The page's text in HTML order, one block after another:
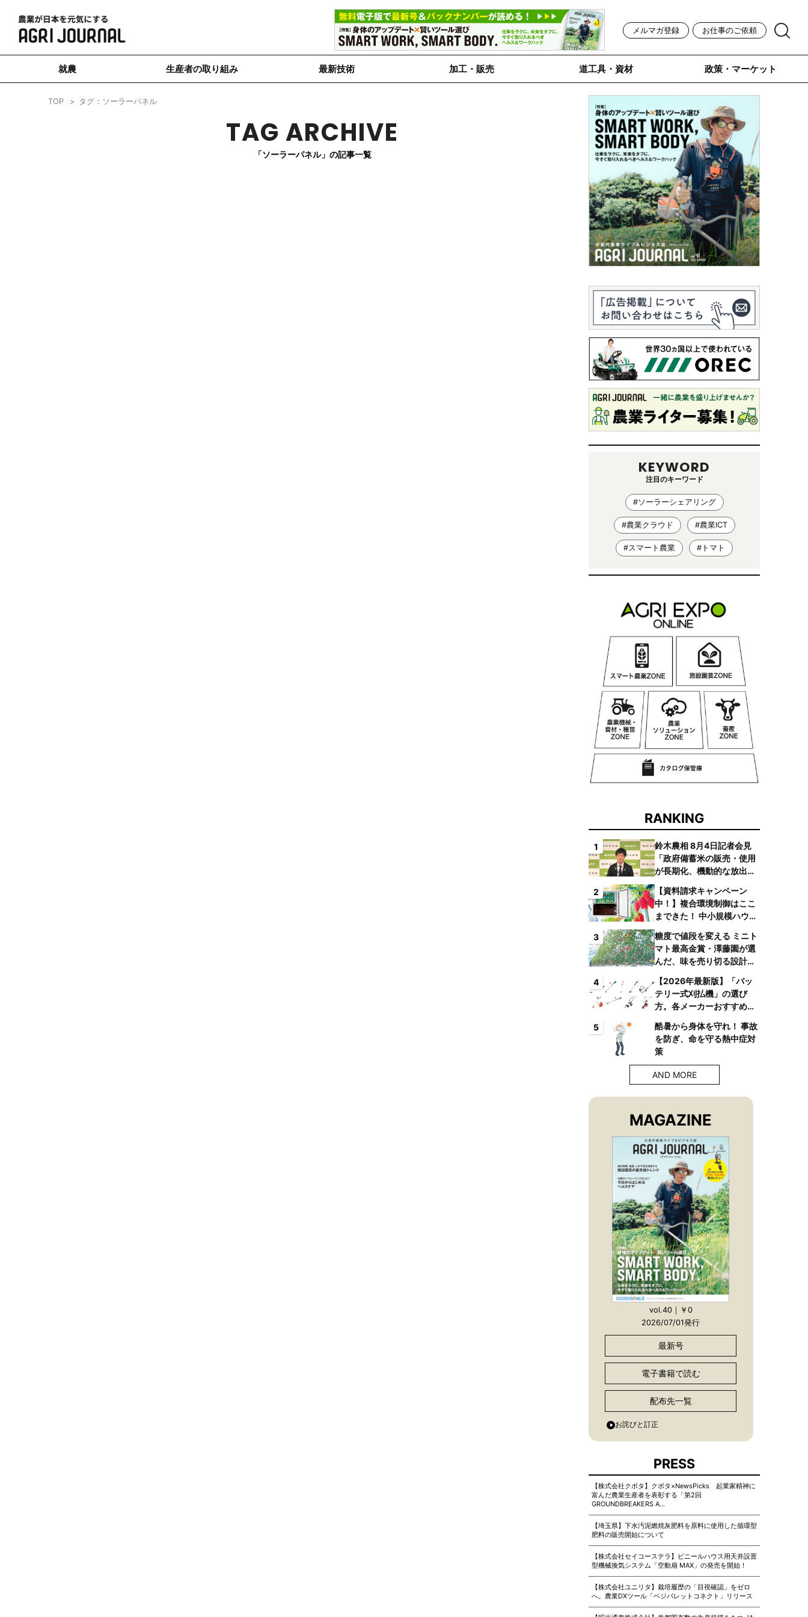
メルマガ登録 お仕事のご依頼
就農 生産者の取り組み 最新技術 加工・販売 道工具・資材 政策・マーケット
TOP タグ：ソーラーパネル
TAG ARCHIVE
「ソーラーパネル」の記事一覧
KEYWORD
注目のキーワード
#ソーラーシェアリング
#農業クラウド #農業ICT
#スマート農業 #トマト
RANKING
1
鈴木農相 8月4日記者会見
「政府備蓄米の販売・使用
が長期化、機動的な放出体
2
【資料請求キャンペーン
中！】複合環境制御はここ
まできた！ 中小規模ハウス
複合環境制御装置が誕生
3
糖度で値段を変える ミニト
マト最高金賞・澤藤園が選
んだ、味を売り切る設計と
4
【2026年最新版】「バッ
テリー式刈払機」の選び
方。各メーカーおすすめ機
5
酷暑から身体を守れ！ 事故
を防ぎ、命を守る熱中症対
策
AND MORE
MAGAZINE
vol.40｜￥0
2026/07/01発行
最新号
電子書籍で読む
配布先一覧
お詫びと訂正
PRESS
【株式会社クボタ】クボタ×NewsPicks 起業家精神に
富んだ農業生産者を表彰する「第2回
GROUNDBREAKERS A…
【埼玉県】下水汚泥燃焼灰肥料を原料に使用した循環型
肥料の販売開始について
【株式会社セイコーステラ】ビニールハウス用天井設置
型機械換気システム「空動扇 MAX」の発売を開始！
【株式会社ユニリタ】栽培履歴の「目視確認」をゼロ
へ。農業DXツール「ベジパレットコネクト」リリース